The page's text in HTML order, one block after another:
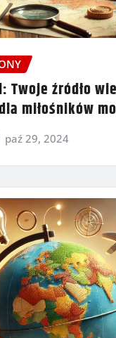
Twoje źródło
miłośników
paź 29, 2024